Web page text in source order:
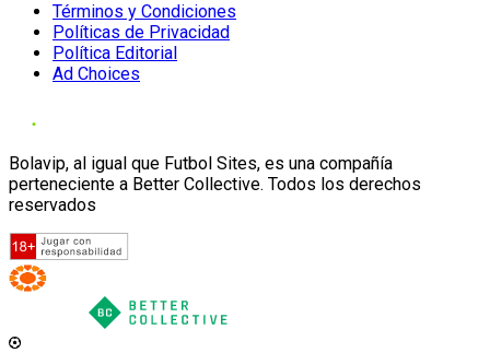
Términos y Condiciones
Políticas de Privacidad
Política Editorial
Ad Choices
Bolavip, al igual que Futbol Sites, es una compañía
perteneciente a Better Collective. Todos los derechos
reservados